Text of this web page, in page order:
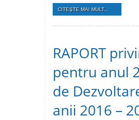
CITEŞTE MAI MULT...
RAPORT
pentru anul
de
anii 2016 –